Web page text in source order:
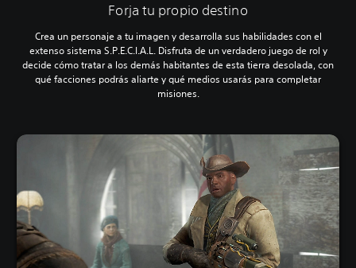
Forja tu propio destino
Crea un personaje a tu imagen y desarrolla sus habilidades con el
extenso sistema S.P.E.C.I.A.L. Disfruta de un verdadero juego de rol y
decide cómo tratar a los demás habitantes de esta tierra desolada, con
qué facciones podrás aliarte y qué medios usarás para completar
misiones.